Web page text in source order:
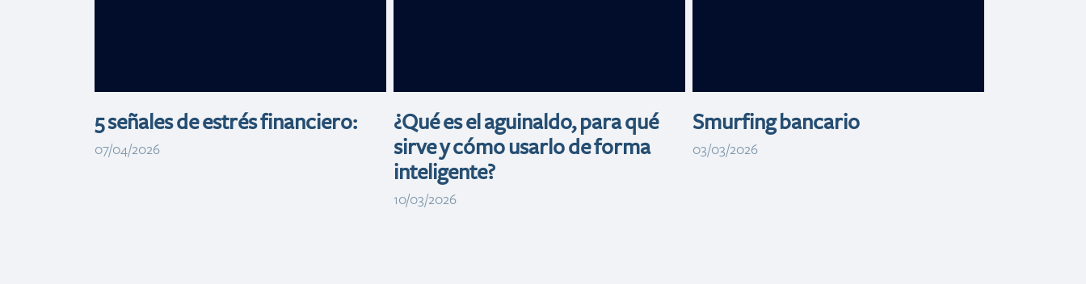
5 señales de estrés financiero:
07/04/2026
¿Qué es el aguinaldo, para qué
sirve y cómo usarlo de forma
inteligente?
10/03/2026
Smurfing bancario
03/03/2026